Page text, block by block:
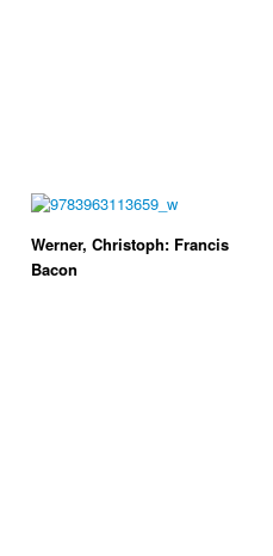
Werner, Christoph: Francis
Bacon